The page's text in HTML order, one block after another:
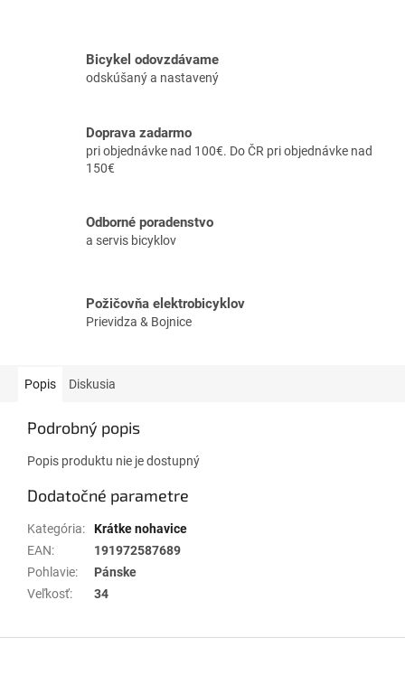
Bicykel odovzdávame
odskúšaný a nastavený
Doprava zadarmo
pri objednávke nad 100€. Do ČR pri objednávke nad
150€
Odborné poradenstvo
a servis bicyklov
Požičovňa elektrobicyklov
Prievidza & Bojnice
Popis Diskusia
Podrobný popis
Popis produktu nie je dostupný
Dodatočné parametre
Kategória:
Krátke nohavice
EAN:
191972587689
Pohlavie:
Pánske
Veľkosť: 34